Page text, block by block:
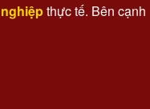
thực tế. Bên cạnh